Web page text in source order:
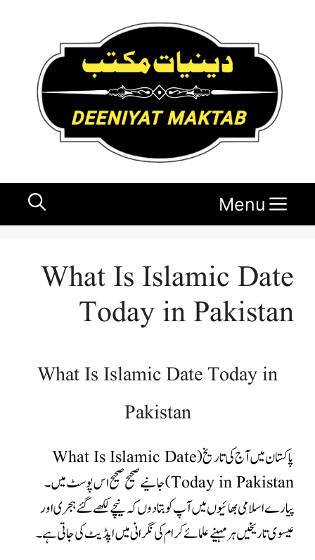
Menu
What Is Islamic Date
Today in Pakistan
What Is Islamic Date Today in
Pakistan
پاکستان میں آج کی تاریخ (What Is Islamic Date
Today in Pakistan) جانیےصحیح صحیح اس پوسٹ میں۔
پیارے اسلامی بھائیوں میں آپ کو بتادوں کہ نیچےلکھے گئے ہجری اور
عیسوی تاریخیں ہر مہینے علمائے کرام کی نگرانی میں اپڈیٹ کی جاتی ہے۔